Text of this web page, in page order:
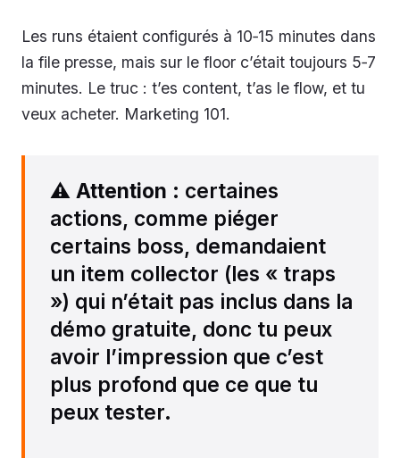
Les runs étaient configurés à 10‑15 minutes dans
la file presse, mais sur le floor c’était toujours 5‑7
minutes. Le truc : t’es content, t’as le flow, et tu
veux acheter. Marketing 101.
⚠️ Attention : certaines
actions, comme piéger
certains boss, demandaient
un item collector (les « traps
») qui n’était pas inclus dans la
démo gratuite, donc tu peux
avoir l’impression que c’est
plus profond que ce que tu
peux tester.